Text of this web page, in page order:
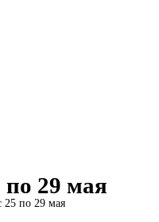
29 мая
25 по 29 мая